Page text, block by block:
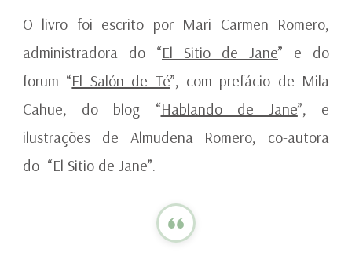
O livro foi escrito por Mari Carmen Romero,
administradora do “El Sitio de Jane” e do
forum “El Salón de Té”, com prefácio de Mila
Cahue, do blog “Hablando de Jane”, e
ilustrações de Almudena Romero, co-autora
do “El Sitio de Jane”.